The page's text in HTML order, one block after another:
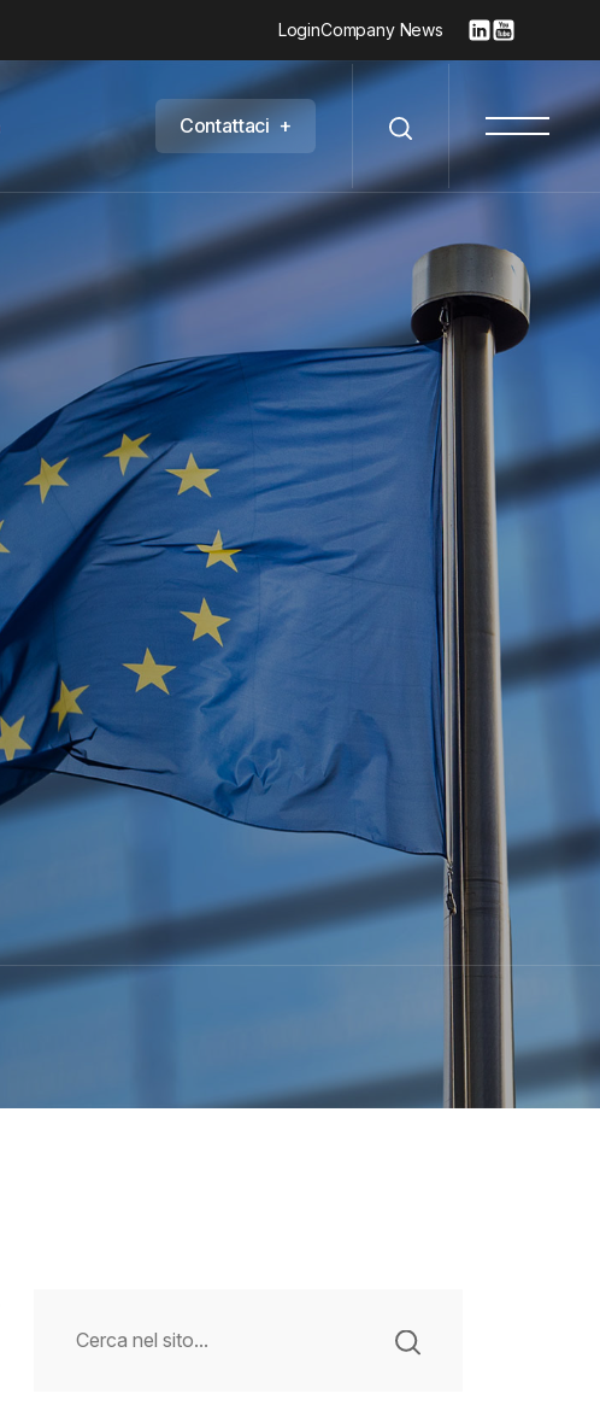
LoginCompany News
Contattaci +